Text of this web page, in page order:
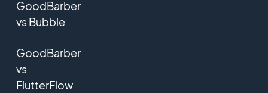
GoodBarber
vs Bubble
GoodBarber
vs
FlutterFlow